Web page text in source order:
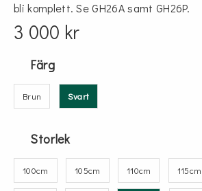
bli komplett. Se GH26A samt GH26P.
3 000 kr
Färg
Brun Svart
Storlek
100cm 105cm 110cm 115cm